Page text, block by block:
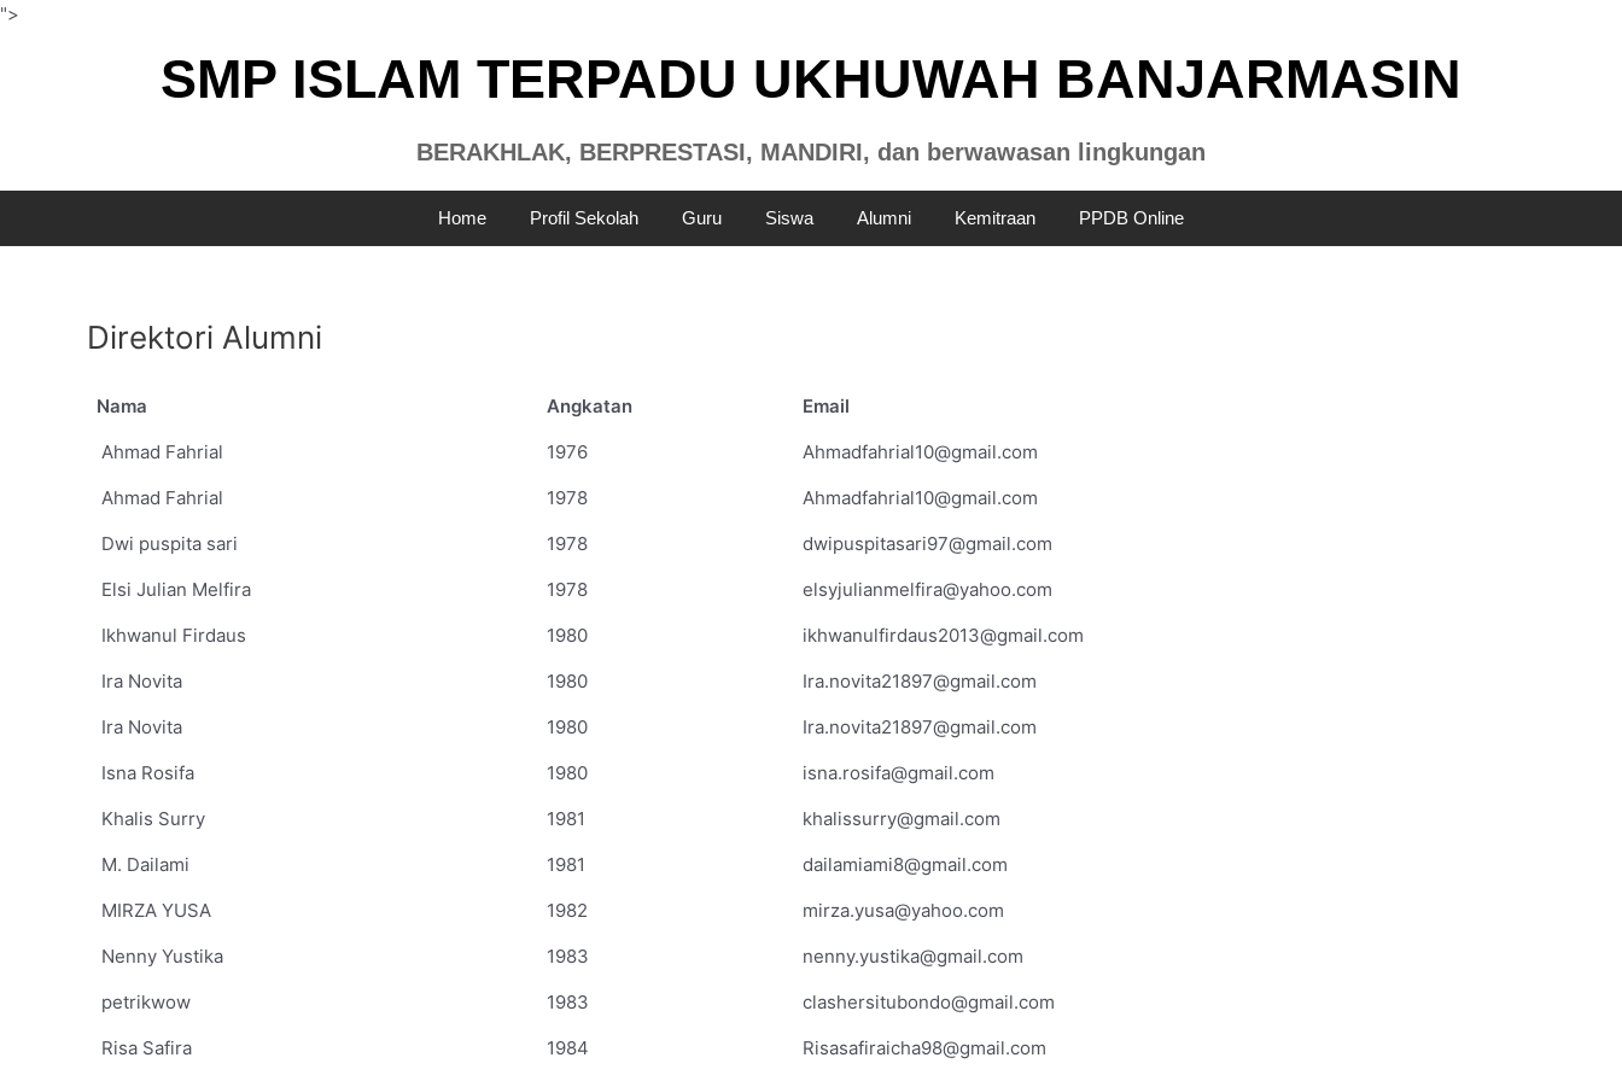
">
SMP ISLAM TERPADU UKHUWAH BANJARMASIN
BERAKHLAK, BERPRESTASI, MANDIRI, dan berwawasan lingkungan
Home Profil Sekolah Guru Siswa Alumni Kemitraan PPDB Online
Direktori Alumni
Nama Angkatan
Email
Ahmad Fahrial
1976
Ahmadfahrial10@gmail.com
Ahmad Fahrial
1978
Ahmadfahrial10@gmail.com
Dwi puspita sari
1978
dwipuspitasari97@gmail.com
Elsi Julian Melfira
1978
elsyjulianmelfira@yahoo.com
Ikhwanul Firdaus
1980
ikhwanulfirdaus2013@gmail.com
Ira Novita
1980
Ira.novita21897@gmail.com
Ira Novita
1980
Ira.novita21897@gmail.com
Isna Rosifa
1980
isna.rosifa@gmail.com
Khalis Surry
1981
khalissurry@gmail.com
M. Dailami
1981
dailamiami8@gmail.com
MIRZA YUSA
1982
mirza.yusa@yahoo.com
Nenny Yustika
1983
nenny.yustika@gmail.com
petrikwow
1983
clashersitubondo@gmail.com
Risa Safira
1984
Risasafiraicha98@gmail.com